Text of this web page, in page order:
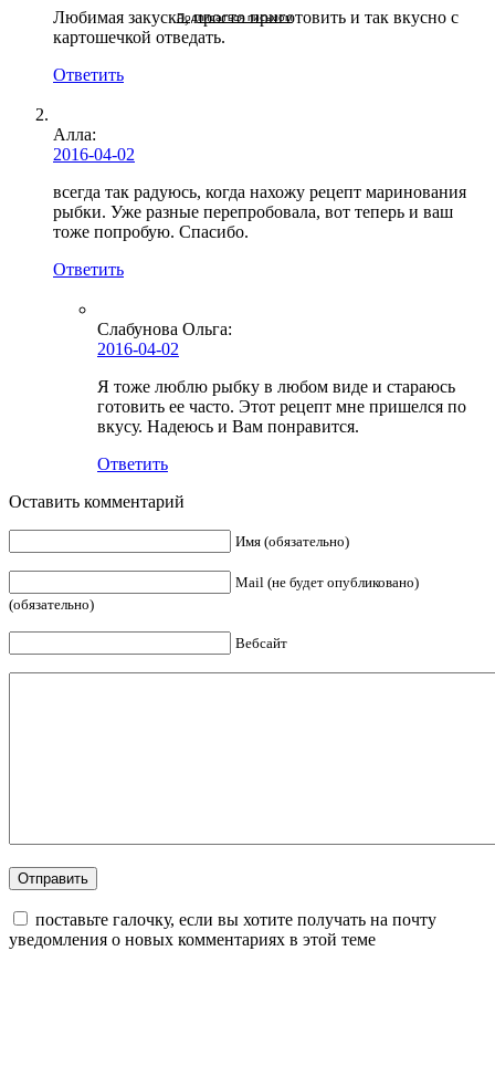
Подписаться письмом
Любимая закуска, просто приготовить и так вкусно с
картошечкой отведать.
Ответить
Алла:
2016-04-02
всегда так радуюсь, когда нахожу рецепт маринования
рыбки. Уже разные перепробовала, вот теперь и ваш
тоже попробую. Спасибо.
Ответить
Слабунова Ольга:
2016-04-02
Я тоже люблю рыбку в любом виде и стараюсь
готовить ее часто. Этот рецепт мне пришелся по
вкусу. Надеюсь и Вам понравится.
Ответить
Оставить комментарий
Имя (обязательно)
Mail (не будет опубликовано)
(обязательно)
Вебсайт
поставьте галочку, если вы хотите получать на почту
уведомления о новых комментариях в этой теме